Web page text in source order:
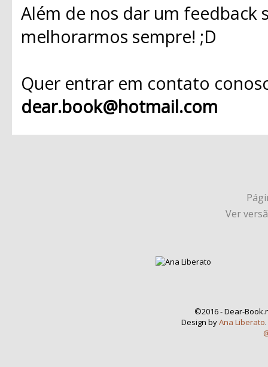
Além de nos dar um
melhorarmos sempre! ;D
Quer entrar em contato
dear.book@hotmail.com
Ver
©2016 - Dear-
Design byAna Liberato